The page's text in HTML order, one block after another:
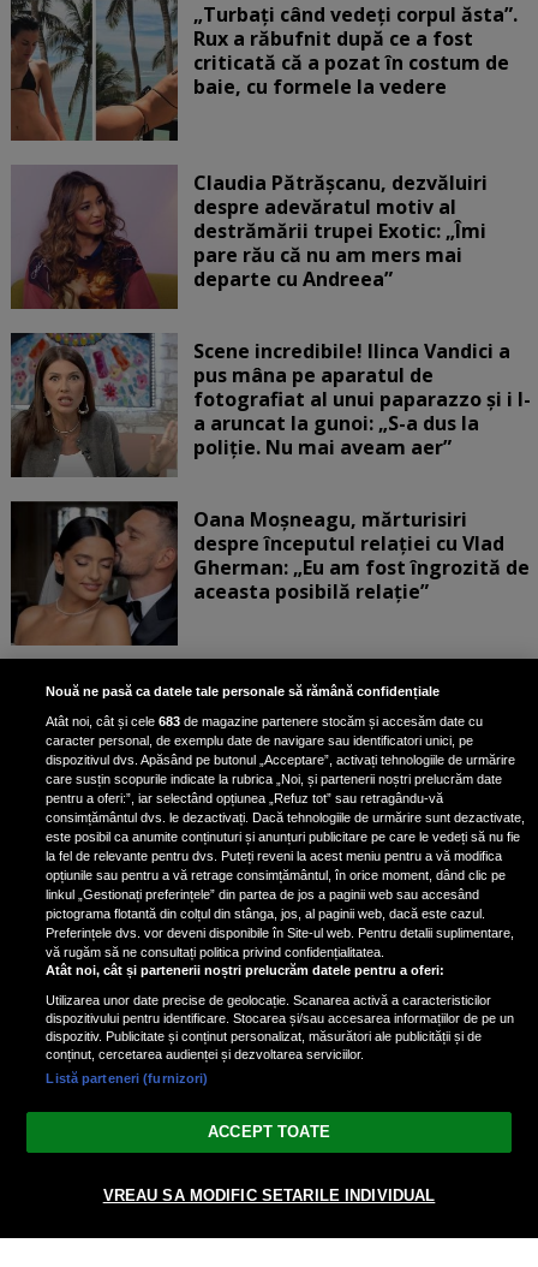
„Turbați când vedeți corpul ăsta”.
Rux a răbufnit după ce a fost
criticată că a pozat în costum de
baie, cu formele la vedere
Claudia Pătrășcanu, dezvăluiri
despre adevăratul motiv al
destrămării trupei Exotic: „Îmi
pare rău că nu am mers mai
departe cu Andreea”
Scene incredibile! Ilinca Vandici a
pus mâna pe aparatul de
fotografiat al unui paparazzo și i l-
a aruncat la gunoi: „S-a dus la
poliție. Nu mai aveam aer”
Oana Moșneagu, mărturisiri
despre începutul relației cu Vlad
Gherman: „Eu am fost îngrozită de
aceasta posibilă relație”
Unde locuiesc Alberto Guță și
iubita lui, după ce au plecat din
casa Narcisei Balaban: „Noi
suntem într-o casă cu două-trei
etaje”
Oana Roman, achiziție după
achiziție. Suma exorbitantă pe
care a scos-o din buzunar pentru o
pereche de ochelari de soare și un
parfum
Nouă ne pasă ca datele tale personale să rămână confidențiale
Atât noi, cât și cele683 de magazine partenere stocăm și accesăm date cu
caracter personal, de exemplu date de navigare sau identificatori unici, pe
dispozitivul dvs. Apăsând pe butonul „Acceptare”, activați tehnologiile de urmărire
care susțin scopurile indicate la rubrica „Noi, și partenerii noștri prelucrăm date
pentru a oferi:”, iar selectând opțiunea „Refuz tot” sau retragându-vă
consimțământul dvs. le dezactivați. Dacă tehnologiile de urmărire sunt dezactivate,
este posibil ca anumite conținuturi și anunțuri publicitare pe care le vedeți să nu fie
la fel de relevante pentru dvs. Puteți reveni la acest meniu pentru a vă modifica
opțiunile sau pentru a vă retrage consimțământul, în orice moment, dând clic pe
linkul „Gestionați preferințele” din partea de jos a paginii web sau accesând
pictograma flotantă din colțul din stânga, jos, al paginii web, dacă este cazul.
Preferințele dvs. vor deveni disponibile în Site-ul web. Pentru detalii suplimentare,
vă rugăm să ne consultați politica privind confidențialitatea.
Atât noi, cât și partenerii noștri prelucrăm datele pentru a oferi:
Utilizarea unor date precise de geolocație. Scanarea activă a caracteristicilor
dispozitivului pentru identificare. Stocarea și/sau accesarea informațiilor de pe un
dispozitiv. Publicitate și conținut personalizat, măsurători ale publicității și de
conținut, cercetarea audienței și dezvoltarea serviciilor.
Listă parteneri (furnizori)
ACCEPT TOATE
VREAU SA MODIFIC SETARILE INDIVIDUAL